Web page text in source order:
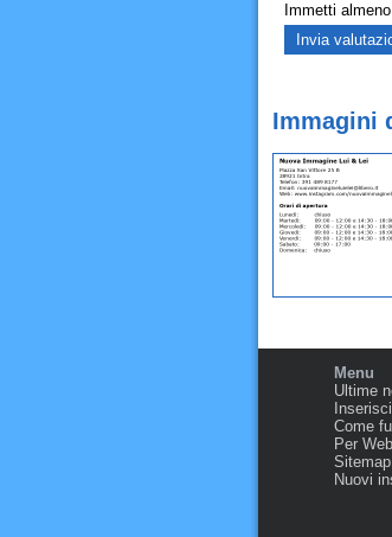
Immetti
Immagini
Menu
Ultime
Come
Per
Sitemap
Nuovi